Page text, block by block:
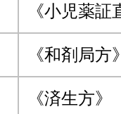
《小児薬証
《和剤局方
《済生方》